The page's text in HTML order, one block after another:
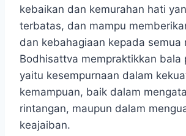
kebaikan dan kemurahan hati
terbatas, dan mampu
dan kebahagiaan kepada semua
Bodhisattva mempraktikkan bala
yaitu kesempurnaan dalam
kemampuan, baik dalam
rintangan, maupun dalam
keajaiban.